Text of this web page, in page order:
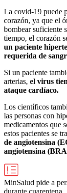
La covid-19 puede
corazón, ya que el
bombear suficiente
tiempo, el corazón
un paciente
requerida de
Si un paciente
arterias, el virus
ataque cardíaco.
Los científicos
las personas con
medicamentos que
estos pacientes se
de angiotensina
angiotensina
MinSalud pide a
durante cuarentena